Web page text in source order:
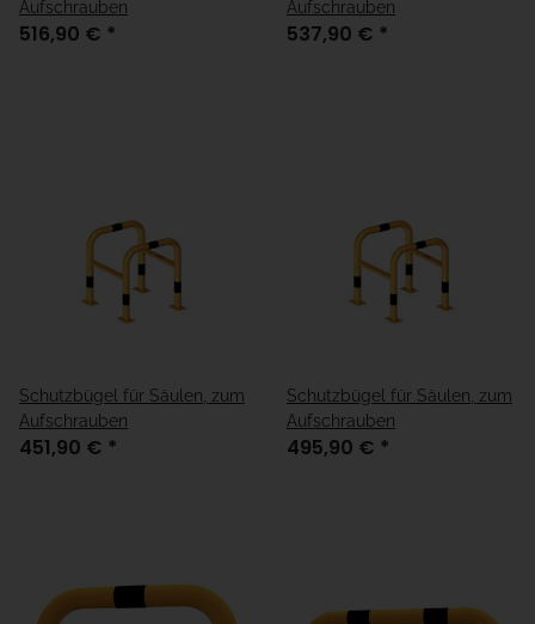
Aufschrauben
516,90 € *
Aufschrauben
537,90 € *
Schutzbügel für Säulen, zum
Aufschrauben
451,90 € *
Schutzbügel für Säulen, zum
Aufschrauben
495,90 € *